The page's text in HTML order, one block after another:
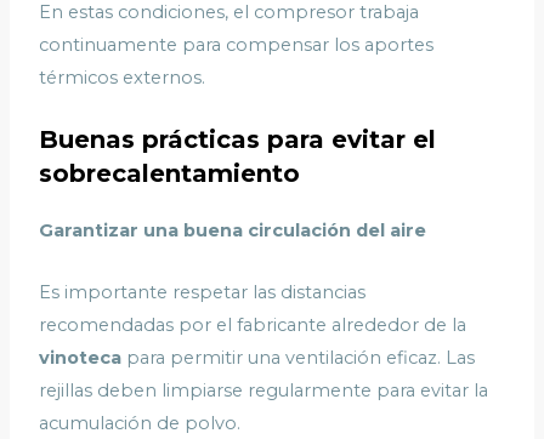
En estas condiciones, el compresor trabaja
continuamente para compensar los aportes
térmicos externos.
Buenas prácticas para evitar el
sobrecalentamiento
Garantizar una buena circulación del aire
Es importante respetar las distancias
recomendadas por el fabricante alrededor de la
vinoteca para permitir una ventilación eficaz. Las
rejillas deben limpiarse regularmente para evitar la
acumulación de polvo.